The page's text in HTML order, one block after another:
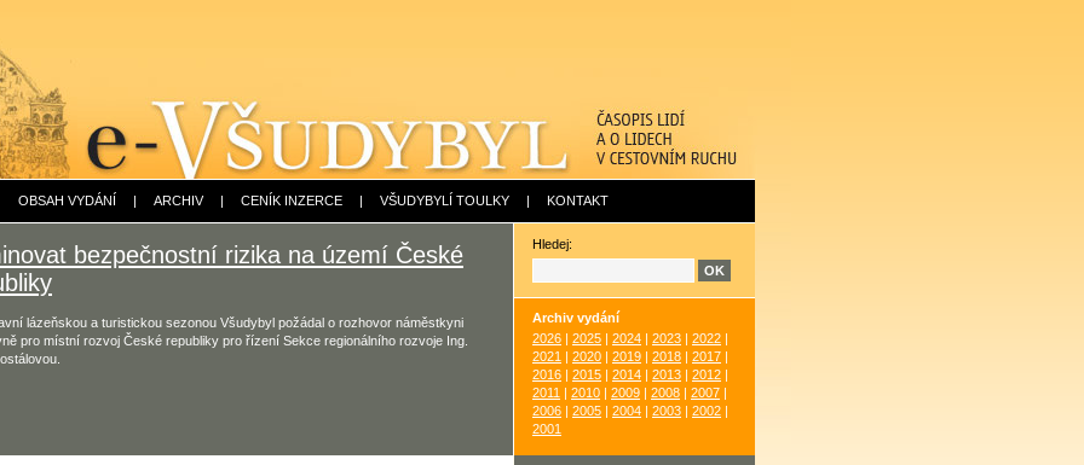
OBSAH VYDÁNÍ | ARCHIV | CENÍK INZERCE | VŠUDYBYLÍ TOULKY | KONTAKT
bezpečnostní rizika na území České
lázeňskou a turistickou sezonou Všudybyl požádal o rozhovor náměstkyni
pro místní rozvoj České republiky pro řízení Sekce regionálního rozvoje Ing.
Hledej:
Archiv vydání
2026
2025 2024 2023 2022
2021
2020 2019 2018 2017
2016
2015 2014 2013 2012
2011
2010 2009 2008 2007
2006
2005 2004 2003 2002
2001